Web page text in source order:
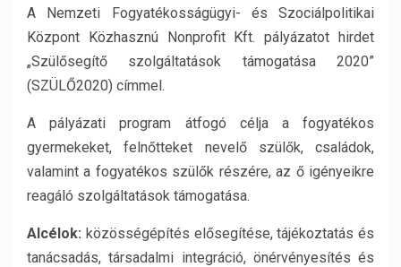
A Nemzeti Fogyatékosságügyi- és Szociálpolitikai
Központ Közhasznú Nonprofit Kft. pályázatot hirdet
„Szülősegítő szolgáltatások támogatása 2020”
(SZÜLŐ2020) címmel.
A pályázati program átfogó célja a fogyatékos
gyermekeket, felnőtteket nevelő szülők, családok,
valamint a fogyatékos szülők részére, az ő igényeikre
reagáló szolgáltatások támogatása.
Alcélok: közösségépítés elősegítése, tájékoztatás és
tanácsadás, társadalmi integráció, önérvényesítés és